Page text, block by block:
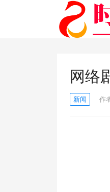
网络
新闻 作